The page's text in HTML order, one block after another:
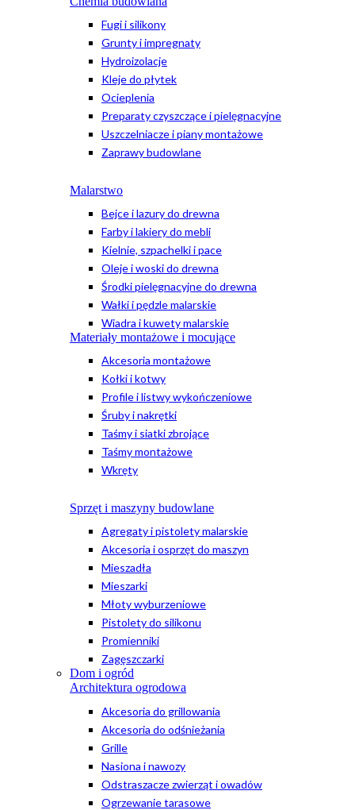
Fugi i silikony
Grunty i impregnaty
Hydroizolacje
Kleje do płytek
Ocieplenia
Preparaty czyszczące i pielęgnacyjne
Uszczelniacze i piany montażowe
Zaprawy budowlane
Malarstwo
Bejce i lazury do drewna
Farby i lakiery do mebli
Kielnie, szpachelki i pace
Oleje i woski do drewna
Środki pielęgnacyjne do drewna
Wałki i pędzle malarskie
Wiadra i kuwety malarskie
Materiały montażowe i mocujące
Akcesoria montażowe
Kołki i kotwy
Profile i listwy wykończeniowe
Śruby i nakrętki
Taśmy i siatki zbrojące
Taśmy montażowe
Wkręty
Sprzęt i maszyny budowlane
Agregaty i pistolety malarskie
Akcesoria i osprzęt do maszyn
Mieszadła
Mieszarki
Młoty wyburzeniowe
Pistolety do silikonu
Promienniki
Zagęszczarki
Dom i ogród
Architektura ogrodowa
Akcesoria do grillowania
Akcesoria do odśnieżania
Grille
Nasiona i nawozy
Odstraszacze zwierząt i owadów
Ogrzewanie tarasowe